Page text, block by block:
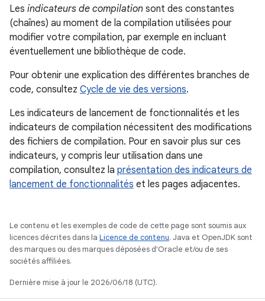
Les indicateurs de compilation sont des constantes
(chaînes) au moment de la compilation utilisées pour
modifier votre compilation, par exemple en incluant
éventuellement une bibliothèque de code.
Pour obtenir une explication des différentes branches de
code, consultez Cycle de vie des versions.
Les indicateurs de lancement de fonctionnalités et les
indicateurs de compilation nécessitent des modifications
des fichiers de compilation. Pour en savoir plus sur ces
indicateurs, y compris leur utilisation dans une
compilation, consultez la présentation des indicateurs de
lancement de fonctionnalités et les pages adjacentes.
Le contenu et les exemples de code de cette page sont soumis aux
licences décrites dans la Licence de contenu. Java et OpenJDK sont
des marques ou des marques déposées d'Oracle et/ou de ses
sociétés affiliées.
Dernière mise à jour le 2026/06/18 (UTC).